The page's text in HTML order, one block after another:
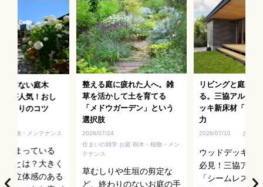
すぎない庭木
」が人気！おし
づくりのコツ
・植物・メンテナンス
高まっている
」とは？大きく
、立体感のある
整える庭に疲れた人へ。雑
草を活かして土を育てる
「メドウガーデン」という
選択肢
2026/07/24
住まいの雑学 お庭 樹木・植物・メン
テナンス
草むしりや生垣の剪定な
ど、終わりのないお庭の手
リビングと庭がひ
る。三協アルミの
ッキ新床材「フロ
力
2026/07/10 お庭
ウッドデッキを
必見！三協アル
「シームレスフ